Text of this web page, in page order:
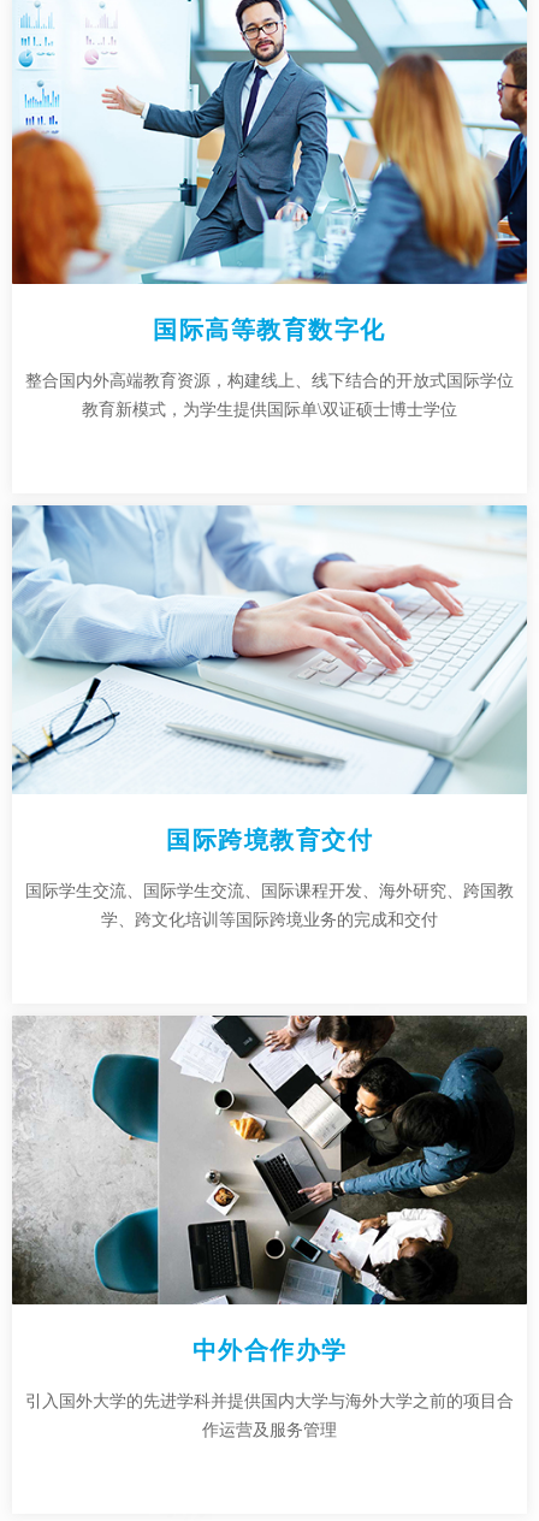
国际高等教育数字化
整合国内外高端教育资源，构建线上、线下结合的开放式国际学位
教育新模式，为学生提供国际单\双证硕士博士学位
国际跨境教育交付
国际学生交流、国际学生交流、国际课程开发、海外研究、跨国教
学、跨文化培训等国际跨境业务的完成和交付
中外合作办学
引入国外大学的先进学科并提供国内大学与海外大学之前的项目合
作运营及服务管理